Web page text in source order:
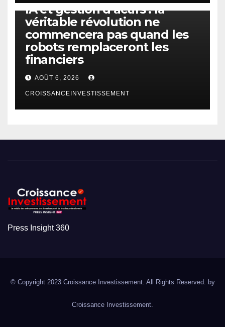
IA et gestion d’actifs : la
véritable révolution ne
commencera pas quand les
robots remplaceront les
financiers
AOÛT 6, 2026
CROISSANCEINVESTISSEMENT
Press Insight 360
© Copyright 2023 Croissance Investissement. All Rights Reserved. by
Croissance Investissement.